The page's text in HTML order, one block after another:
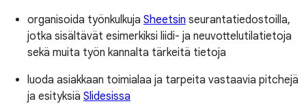
organisoida työnkulkuja Sheetsin seurantatiedostoilla,
jotka sisältävät esimerkiksi liidi- ja neuvottelutilatietoja
sekä muita työn kannalta tärkeitä tietoja
luoda asiakkaan toimialaa ja tarpeita vastaavia pitchejä
ja esityksiä Slidesissa